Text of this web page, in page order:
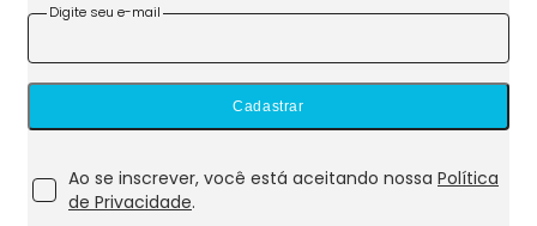
Digite seu e-mail
Cadastrar
Ao se inscrever, você está aceitando nossa Política
de Privacidade.